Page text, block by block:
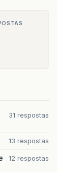
31 respostas
13 respostas
12 respostas